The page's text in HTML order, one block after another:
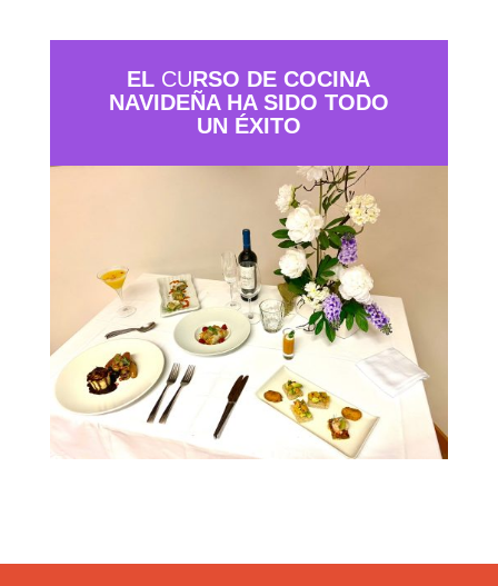
EL CURSO DE COCINA
NAVIDEÑA HA SIDO TODO
UN ÉXITO